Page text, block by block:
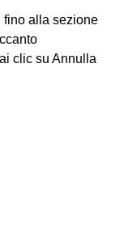
fino alla sezione
clic su Annulla